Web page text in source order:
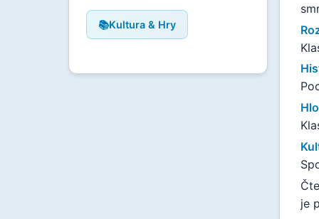
📚Kultura & Hry
je